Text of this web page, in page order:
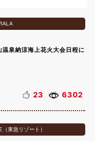
泉納涼海上花火大会日程に
23 6302
東急リゾート）